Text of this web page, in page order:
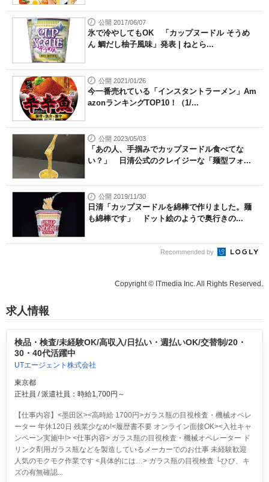
公開 2017/06/07
氷で冷やしてもOK 「カップヌードル そうめ
ん 鯛だし柚子風味」発表 | ねとら...
公開 2021/01/26
今一番売れている「インスタントラーメン」Am
azonランキングTOP10！（1/...
公開 2023/05/03
「あの人、手掴みでカップヌードル食べてな
い？」 日清公式のクレイジーな「麺型フォ...
公開 2019/11/30
日清「カップヌードルを綿棒で作りました。麺
も綿棒です」 ドット絵のようで奥行きの...
Recommended by
Copyright © ITmedia Inc. All Rights Reserved.
求人情報
検品・検査/未経験OK/高収入/日払い・週払いOK/交替制/20・
30・40代活躍中
UTエージェント株式会社
東京都
正社員 / 派遣社員：時給1,700円～
【仕事内容】<墨田区><高時給 1700円>ガラス瓶の目視検査・機械オペレ
ーター 年休120日 残業少なめ!<履歴書不要 オンライン面接OK><入社キャ
ンペーン実施中!> <仕事内容> ガラス瓶の目視検査・機械オペレーター ド
リンク剤用ガラス瓶などを製造しているメーカーでのお仕事 未経験歓迎
人気のモクモク作業です <具体的には…> ガラス瓶の目視検査 └ひび、キ
ズの有無確認...